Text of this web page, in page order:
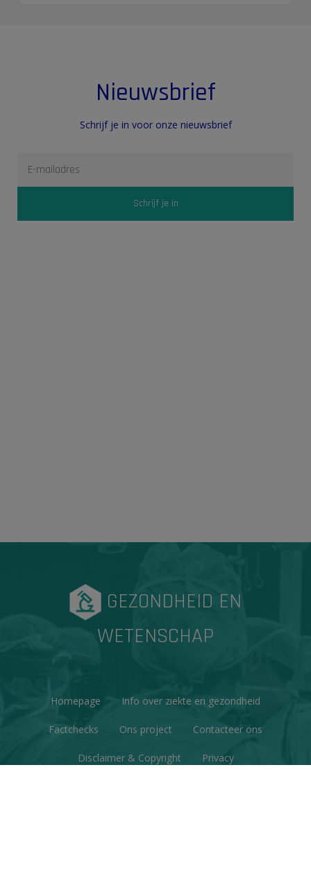
Nieuwsbrief
Schrijf je in voor onze nieuwsbrief
GEZONDHEID EN
WETENSCHAP
Homepage Info over ziekte en gezondheid
Factchecks Ons project Contacteer ons
Disclaimer & Copyright Privacy